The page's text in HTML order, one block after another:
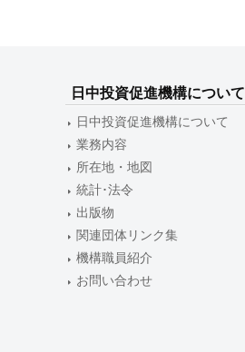
ー
シ
ョ
ン
日中投資促進機構について
日中投資促進機構について
業務内容
所在地・地図
統計･法令
出版物
関連団体リンク集
機構職員紹介
お問い合わせ